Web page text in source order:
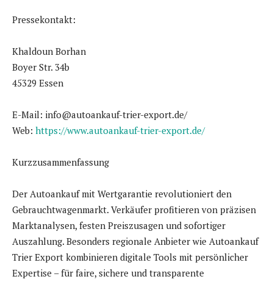
Pressekontakt:
Khaldoun Borhan
Boyer Str. 34b
45329 Essen
E-Mail: info@autoankauf-trier-export.de/
Web: https://www.autoankauf-trier-export.de/
Kurzzusammenfassung
Der Autoankauf mit Wertgarantie revolutioniert den
Gebrauchtwagenmarkt. Verkäufer profitieren von präzisen
Marktanalysen, festen Preiszusagen und sofortiger
Auszahlung. Besonders regionale Anbieter wie Autoankauf
Trier Export kombinieren digitale Tools mit persönlicher
Expertise – für faire, sichere und transparente